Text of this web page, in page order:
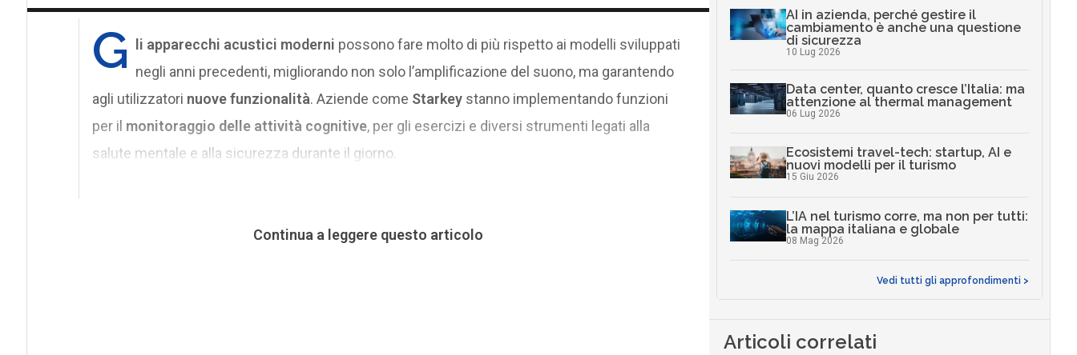
G li apparecchi acustici moderni possono fare molto di più rispetto ai modelli sviluppati
negli anni precedenti, migliorando non solo l’amplificazione del suono, ma garantendo
agli utilizzatori nuove funzionalità. Aziende come Starkeystanno implementando funzioni
per il monitoraggio delle attività cognitive, per gli esercizi e diversi strumenti legati alla
salute mentale e alla sicurezza durante il giorno.
Continua a leggere questo articolo
AI in azienda, perché gestire il
cambiamento è anche una questione
di sicurezza
10 Lug 2026
Data center, quanto cresce l’Italia: ma
attenzione al thermal management
06 Lug 2026
Ecosistemi travel-tech: startup, AI e
nuovi modelli per il turismo
15 Giu 2026
L’IA nel turismo corre, ma non per tutti:
la mappa italiana e globale
08 Mag 2026
Vedi tutti gli approfondimenti >
Articoli correlati